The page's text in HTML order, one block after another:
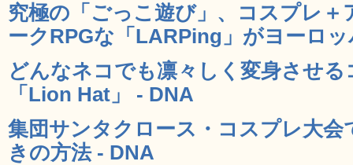
究極の「ごっこ遊び」、コスプレ
ークRPGな「LARPing」がヨーロ
どんなネコでも凛々しく変身させ
「Lion Hat」 - DNA
集団サンタクロース・コスプレ大
きの方法 - DNA